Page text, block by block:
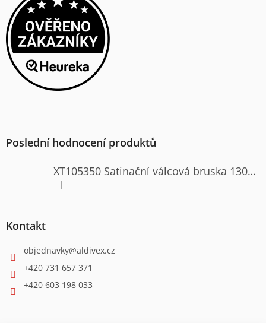
Poslední hodnocení produktů
XT105350 Satinační válcová bruska 1300W
Hodnocení produktu je 4 z 5 hvězdiček.
|
Kontakt
objednavky@aldivex.cz
+420 731 657 371
+420 603 198 033